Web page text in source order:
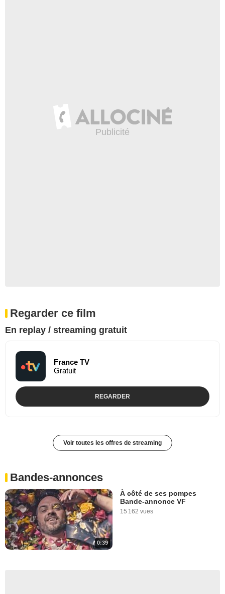
Regarder ce film
En replay / streaming gratuit
France TV
Gratuit
REGARDER
Voir toutes les offres de streaming
Bandes-annonces
0:39
À côté de ses pompes
Bande-annonce VF
15 162 vues